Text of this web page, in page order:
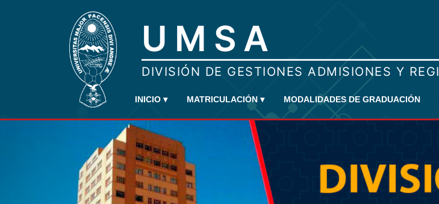
INICIO ▾ MATRICULACIÓN ▾ MODALIDADES DE GRADUACIÓN